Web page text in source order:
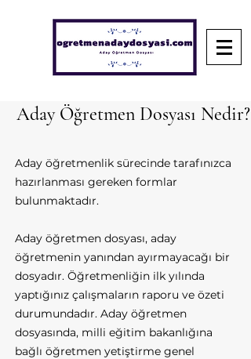
Aday Öğretmen Dosyası Nedir?
Aday öğretmenlik sürecinde tarafınızca
hazırlanması gereken formlar
bulunmaktadır.
Aday öğretmen dosyası, aday
öğretmenin yanından ayırmayacağı bir
dosyadır. Öğretmenliğin ilk yılında
yaptığınız çalışmaların raporu ve özeti
durumundadır. Aday öğretmen
dosyasında, milli eğitim bakanlığına
bağlı öğretmen yetiştirme genel